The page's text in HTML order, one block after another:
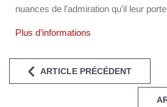
nuances de l’admiration qu’il leur porte
Plus d’informations
ARTICLE PRÉCÉDENT